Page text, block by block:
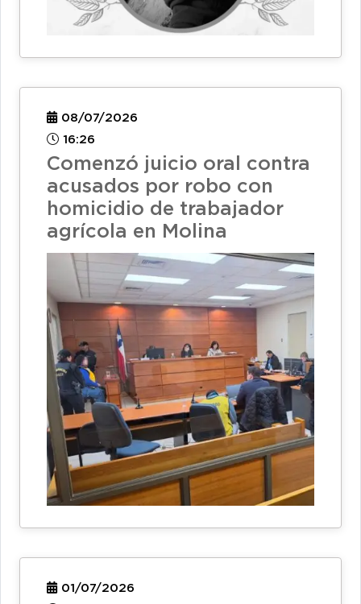
08/07/2026
16:26
Comenzó juicio oral contra
acusados por robo con
homicidio de trabajador
agrícola en Molina
01/07/2026